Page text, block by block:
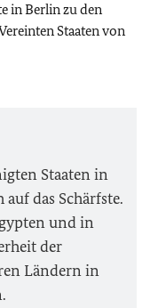
in Berlin zu den
Staaten von
Staaten in
das Schärfste.
und in
der
Ländern in